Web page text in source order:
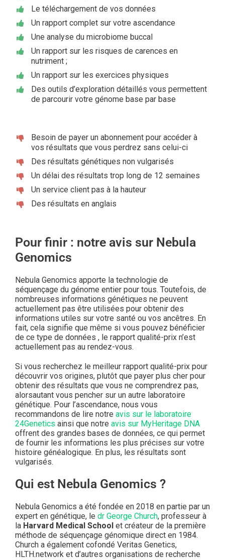
Le téléchargement de vos données
Un rapport complet sur votre ascendance
Une analyse du microbiome buccal
Un rapport sur les risques de carences en
nutriment ;
Un rapport sur les exercices physiques
Des outils d’exploration détaillés vous permettent
de parcourir votre génome base par base
Besoin de payer un abonnement pour accéder à
vos résultats que vous perdrez sans celui-ci
Des résultats génétiques non vulgarisés
Un délai des résultats trop long de 12 semaines
Un service client pas à la hauteur
Des résultats en anglais
Pour finir : notre avis sur Nebula
Genomics
Nebula Genomics apporte la technologie de
séquençage du génome entier pour tous. Toutefois, de
nombreuses informations génétiques ne peuvent
actuellement pas être utilisées pour obtenir des
informations utiles sur votre santé ou vos ancêtres. En
fait, cela signifie que même si vous pouvez bénéficier
de ce type de données , le rapport qualité-prix n’est
actuellement pas au rendez-vous.
Si vous recherchez le meilleur rapport qualité-prix pour
découvrir vos origines, plutôt que payer plus cher pour
obtenir des résultats que vous ne comprendrez pas,
alorsautant vous pencher sur un autre laboratoire
génétique. Pour l’ascendance, nous vous
recommandons de lire notre avis sur le laboratoire
24Genetics ainsi que notre avis sur MyHeritage DNA
offrent des grandes bases de données, ce qui permet
de fournir les informations les plus précises sur votre
histoire généalogique. En plus, les résultats sont
vulgarisés.
Qui est Nebula Genomics ?
Nebula Genomics a été fondée en 2018 en partie par un
expert en génétique, le dr George Church, professeur à
la Harvard Medical School et créateur de la première
méthode de séquençage génomique direct en 1984.
Church a également cofondé Veritas Genetics,
HLTH.network et d’autres organisations de recherche